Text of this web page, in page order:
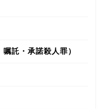
託・承諾殺人罪）